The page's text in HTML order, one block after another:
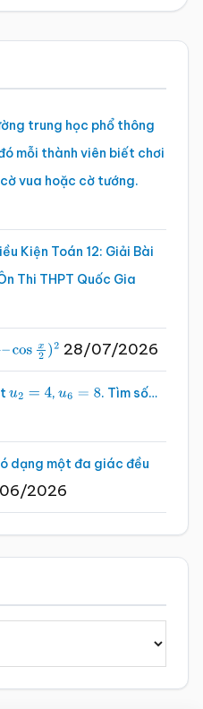
trung học phổ thông
mỗi thành viên biết chơi
vua hoặc cờ tướng.
Kiện Toán 12: Giải Bài
Thi THPT Quốc Gia
x2 )2 28/07/2026
u2 =4 , u6 =8 . Tìm số…
dạng một đa giác đều
2026